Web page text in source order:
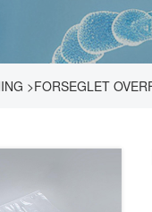
>FORSEGLET